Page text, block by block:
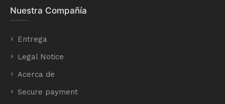
Nuestra Compañía
Entrega
Legal Notice
Acerca de
Secure payment